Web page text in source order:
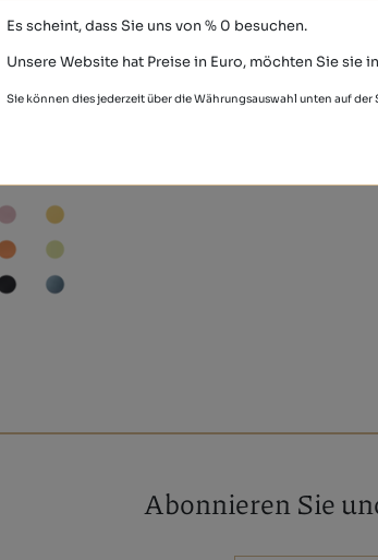
Abonnieren Sie
Es scheint, dass Sie uns von % 0 besuchen.
Unsere Website hat Preise in Euro, möchten Sie sie in
Sie können dies jederzeit über die Währungsauswahl unten auf der